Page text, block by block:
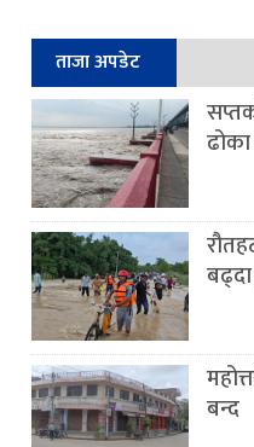
ताजा अपडेट
बन्द